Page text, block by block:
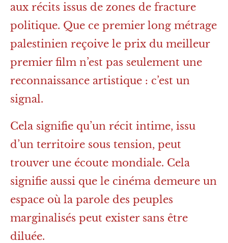
aux récits issus de zones de fracture
politique. Que ce premier long métrage
palestinien reçoive le prix du meilleur
premier film n’est pas seulement une
reconnaissance artistique : c’est un
signal.
Cela signifie qu’un récit intime, issu
d’un territoire sous tension, peut
trouver une écoute mondiale. Cela
signifie aussi que le cinéma demeure un
espace où la parole des peuples
marginalisés peut exister sans être
diluée.